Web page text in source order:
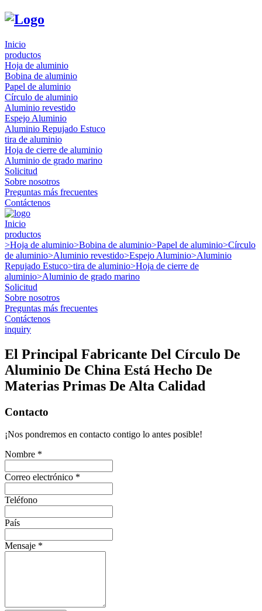
Inicio
productos
Hoja de aluminio
Bobina de aluminio
Papel de aluminio
Círculo de aluminio
Aluminio revestido
Espejo Aluminio
Aluminio Repujado Estuco
tira de aluminio
Hoja de cierre de aluminio
Aluminio de grado marino
Solicitud
Sobre nosotros
Preguntas más frecuentes
Contáctenos
Inicio
productos
>Hoja de aluminio>Bobina de aluminio>Papel de aluminio>Círculo
de aluminio>Aluminio revestido>Espejo Aluminio>Aluminio
Repujado Estuco>tira de aluminio>Hoja de cierre de
aluminio>Aluminio de grado marino
Solicitud
Sobre nosotros
Preguntas más frecuentes
Contáctenos
inquiry
El Principal Fabricante Del Círculo De
Aluminio De China Está Hecho De
Materias Primas De Alta Calidad
Contacto
¡Nos pondremos en contacto contigo lo antes posible!
Nombre *
Correo electrónico *
Teléfono
País
Mensaje *